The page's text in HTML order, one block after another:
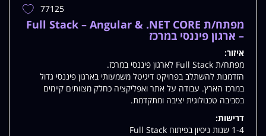
הוספת
משרה
77125
מפתח/ת Full Stack – Angular & .NET CORE
– ארגון פיננסי במרכז
איזור:
מפתח/ת Full Stack לארגון פיננסי במרכז.
הזדמנות להשתלב בפרויקט דיגיטל משמעותי בארגון פיננסי גדול
במרכז הארץ. עבודה על אתר ואפליקציה כחלק מצוותים קיימים
בסביבה טכנולוגית יציבה ומתקדמת.
דרישות:
1-4 שנות ניסיון בפיתוח Full Stack